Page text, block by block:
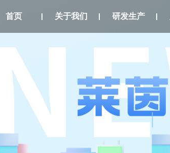
首页 关于我们 研发生产